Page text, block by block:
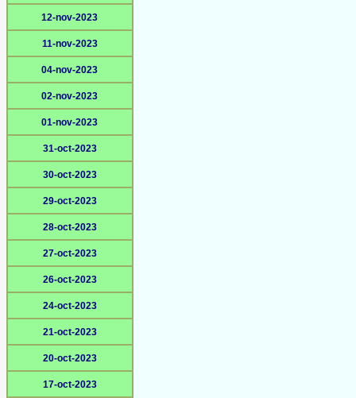
12-nov-2023
11-nov-2023
04-nov-2023
02-nov-2023
01-nov-2023
31-oct-2023
30-oct-2023
29-oct-2023
28-oct-2023
27-oct-2023
26-oct-2023
24-oct-2023
21-oct-2023
20-oct-2023
17-oct-2023